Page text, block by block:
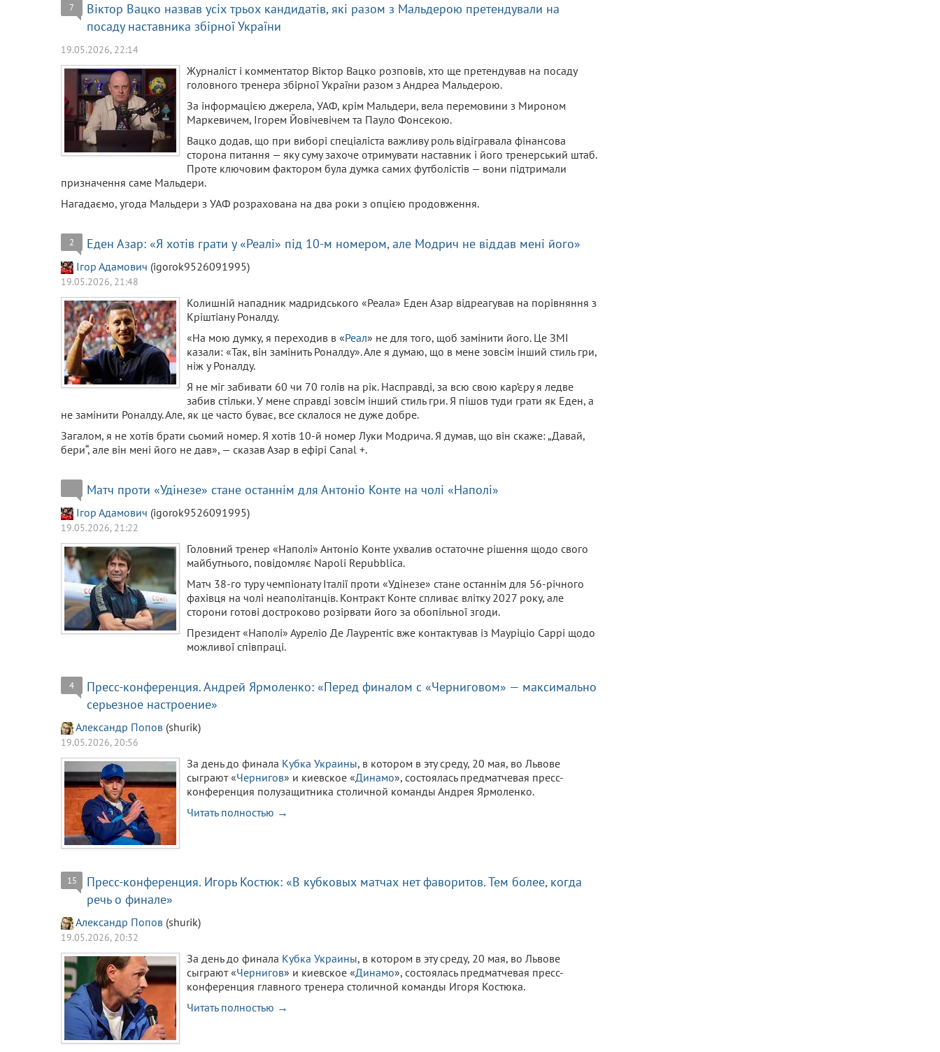
7
Віктор Вацко назвав усіх трьох кандидатів, які разом з Мальдерою претендували на
посаду наставника збірної України
19.05.2026, 22:14
Журналіст і комментатор Віктор Вацко розповів, хто ще претендував на посаду
головного тренера збірної України разом з Андреа Мальдерою.
За інформацією джерела, УАФ, крім Мальдери, вела перемовини з Мироном
Маркевичем, Ігорем Йовічевічем та Пауло Фонсекою.
Вацко додав, що при виборі спеціаліста важливу роль відігравала фінансова
сторона питання — яку суму захоче отримувати наставник і його тренерський штаб.
Проте ключовим фактором була думка самих футболістів — вони підтримали
призначення саме Мальдери.
Нагадаємо, угода Мальдери з УАФ розрахована на два роки з опцією продовження.
2 Еден Азар: «Я хотів грати у «Реалі» під 10-м номером, але Модрич не віддав мені його»
Ігор Адамович (igorok9526091995)
19.05.2026, 21:48
Колишній нападник мадридського «Реала» Еден Азар відреагував на порівняння з
Кріштіану Роналду.
«На мою думку, я переходив в «Реал» не для того, щоб замінити його. Це ЗМІ
казали: «Так, він замінить Роналду». Але я думаю, що в мене зовсім інший стиль гри,
ніж у Роналду.
Я не міг забивати 60 чи 70 голів на рік. Насправді, за всю свою кар’єру я ледве
забив стільки. У мене справді зовсім інший стиль гри. Я пішов туди грати як Еден, а
не замінити Роналду. Але, як це часто буває, все склалося не дуже добре.
Загалом, я не хотів брати сьомий номер. Я хотів 10-й номер Луки Модрича. Я думав, що він скаже: „Давай,
бери“, але він мені його не дав», — сказав Азар в ефірі Canal +.
Матч проти «Удінезе» стане останнім для Антоніо Конте на чолі «Наполі»
Ігор Адамович (igorok9526091995)
19.05.2026, 21:22
Головний тренер «Наполі» Антоніо Конте ухвалив остаточне рішення щодо свого
майбутнього, повідомляє Napoli Repubblica.
Матч 38-го туру чемпіонату Італії проти «Удінезе» стане останнім для 56-річного
фахівця на чолі неаполітанців. Контракт Конте спливає влітку 2027 року, але
сторони готові достроково розірвати його за обопільної згоди.
Президент «Наполі» Ауреліо Де Лаурентіс вже контактував із Мауріціо Саррі щодо
можливої співпраці.
4
Пресс-конференция. Андрей Ярмоленко: «Перед финалом с «Черниговом» — максимально
серьезное настроение»
Александр Попов (shurik)
19.05.2026, 20:56
За день до финала Кубка Украины, в котором в эту среду, 20 мая, во Львове
сыграют «Чернигов» и киевское «Динамо», состоялась предматчевая пресс-
конференция полузащитника столичной команды Андрея Ярмоленко.
Читать полностью →
15
Пресс-конференция. Игорь Костюк: «В кубковых матчах нет фаворитов. Тем более, когда
речь о финале»
Александр Попов (shurik)
19.05.2026, 20:32
За день до финала Кубка Украины, в котором в эту среду, 20 мая, во Львове
сыграют «Чернигов» и киевское «Динамо», состоялась предматчевая пресс-
конференция главного тренера столичной команды Игоря Костюка.
Читать полностью →